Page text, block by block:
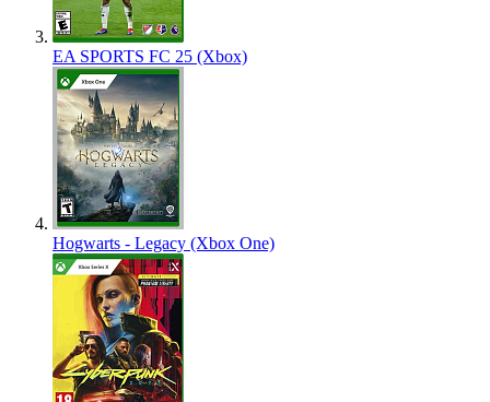
EA SPORTS FC 25 (Xbox)
Hogwarts - Legacy (Xbox One)